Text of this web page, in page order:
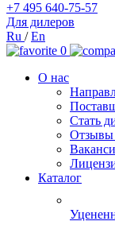
+7 495 640-75-57
Для дилеров
Ru /En
0
О нас
Стать
Отзывы
Каталог